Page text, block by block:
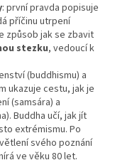
: první pravda popisuje
příčinu utrpení
způsob jak se zbavit
stezku, vedoucí k
(buddhismu) a
ukazuje cestu, jak je
(samsára) a
Buddha učí, jak jít
extrémismu. Po
svého poznání
ve věku 80 let.